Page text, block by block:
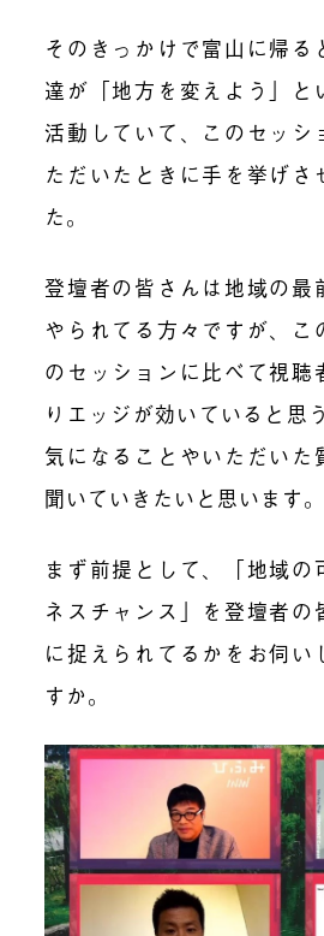
そのきっかけで富山に帰る
達が「地方を変えよう」と
活動していて、このセッシ
ただいたときに手を挙げさ
た。
登壇者の皆さんは地域の最
やられてる方々ですが、こ
のセッションに比べて視聴
りエッジが効いていると思
気になることやいただいた
聞いていきたいと思います。
まず前提として、「地域の
ネスチャンス」を登壇者の
に捉えられてるかをお伺い
すか。